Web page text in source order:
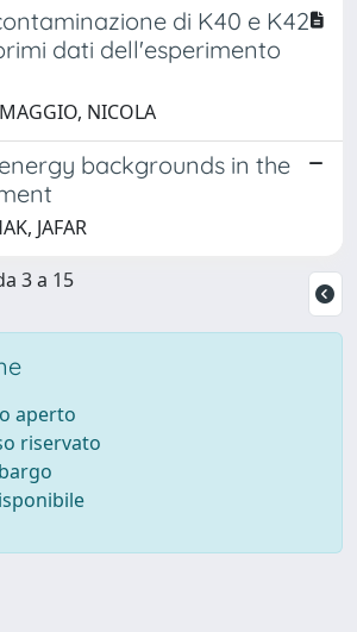
di K40 e K42
dati dell'esperimento
NICOLA
backgrounds in the
JAFAR
3 a 15
aperto
riservato